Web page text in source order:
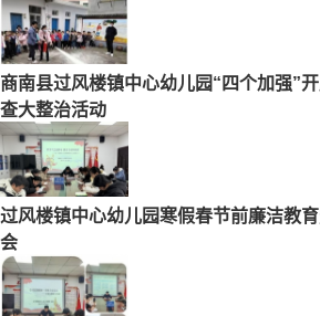
商南县过风楼镇中心幼儿园“四个加强”
查大整治活动
过风楼镇中心幼儿园寒假春节前廉洁教
会